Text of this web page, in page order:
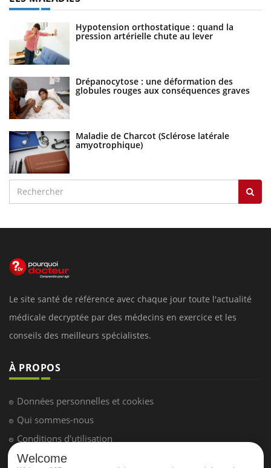
Hypotension orthostatique : quand la
pression artérielle chute au lever
Drépanocytose : une déformation des
globules rouges aux conséquences graves
Maladie de Charcot (Sclérose latérale
amyotrophique)
Le site santé de référence avec chaque jour toute l'actualité
médicale decryptée par des médecins en exercice et les
conseils des meilleurs spécialistes.
À PROPOS
Données personnelles et cookies
Qui sommes-nous
Conditions d'utilisation
Plan du site
Welcome